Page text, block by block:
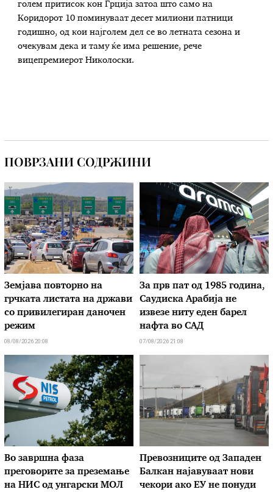
голем притисок кон Грција затоа што само на
Коридорот 10 поминуваат десет милиони патници
годишно, од кои најголем дел се во летната сезона и
очекувам дека и таму ќе има решение, рече
вицепремиерот Николоски.
ПОВРЗАНИ СОДРЖИНИ
Земјава повторно на
грчката листата на држави
со привилегиран даночен
режим
08/08/2026 20:08
За прв пат од 1985 година,
Саудиска Арабија не
извезе ниту еден барел
нафта во САД
07/08/2026 21:08
Во завршна фаза
преговорите за преземање
на НИС од унгарски МОЛ
Превозниците од Западен
Балкан најавуваат нови
чекори ако ЕУ не понуди